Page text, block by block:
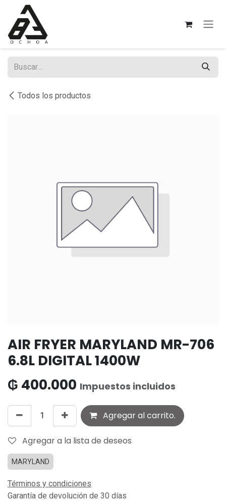
Ir al contenido
Todos los productos
AIR FRYER MARYLAND MR-706
6.8L DIGITAL 1400W
₲ 400.000 Impuestos incluidos
Agregar al carrito.
Agregar a la lista de deseos
MARYLAND
Términos y condiciones
Garantía de devolución de 30 días